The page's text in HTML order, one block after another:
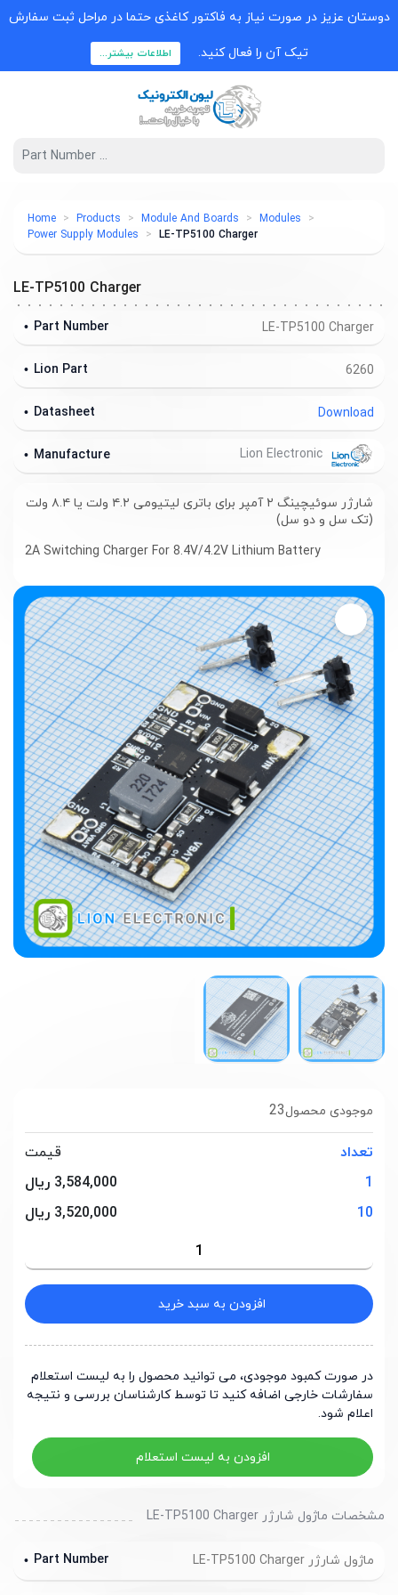
دوستان عزیز در صورت نیاز به فاکتور کاغذی حتما در مراحل ثبت سفارش
تیک آن را فعال کنید. اطلاعات بیشتر...
Home Products Module And Boards
Modules
Power Supply Modules
LE-TP5100 Charger
23موجودی محصول
تعداد
قیمت
1
3,584,000 ریال
10
3,520,000 ریال
افزودن به سبد خرید
در صورت کمبود موجودی، می توانید محصول را به لیست استعلام
سفارشات خارجی اضافه کنید تا توسط کارشناسان بررسی و نتیجه
اعلام شود.
افزودن به لیست استعلام
LE-TP5100 Charger
LE-TP5100 Charger
Part Number
6260
Lion Part
Download
Datasheet
Lion Electronic
Manufacture
شارژر سوئیچینگ ۲ آمپر برای باتری لیتیومی ۴.۲ ولت یا ۸.۴ ولت
(تک سل و دو سل)
2A Switching Charger For 8.4V/4.2V Lithium Battery
مشخصات ماژول شارژر LE-TP5100 Charger
ماژول شارژر LE-TP5100 Charger Part Number